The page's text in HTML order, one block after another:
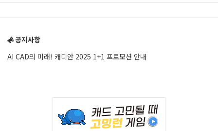
공지사항
AI CAD의 미래! 캐디안 2025 1+1 프로모션 안내